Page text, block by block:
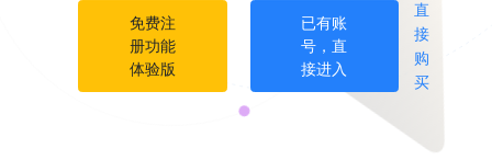
免费注
册功能
体验版
已有账
号，直
接进入
直
接
购
买